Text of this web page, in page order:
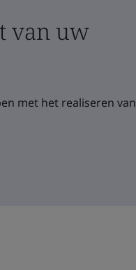
van uw
met het realiseren van